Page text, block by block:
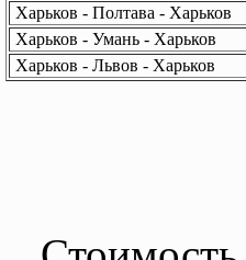
Харьков - Полтава - Харьков
Харьков - Умань - Харьков
Харьков - Львов - Харьков